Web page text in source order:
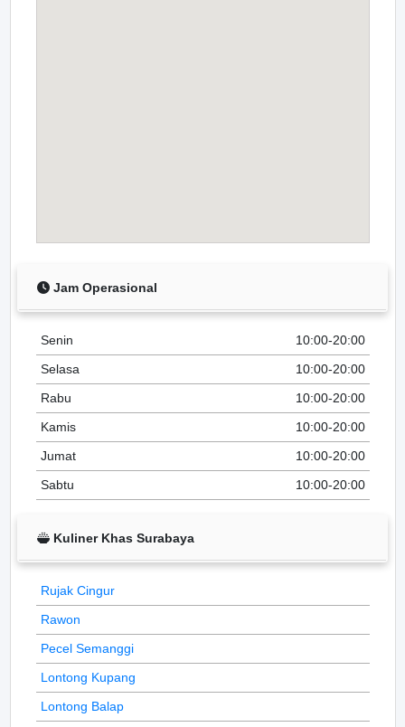
Jam Operasional
Senin
10:00-20:00
Selasa
10:00-20:00
Rabu
10:00-20:00
Kamis
10:00-20:00
Jumat
10:00-20:00
Sabtu
10:00-20:00
Kuliner Khas Surabaya
Rujak Cingur
Rawon
Pecel Semanggi
Lontong Kupang
Lontong Balap